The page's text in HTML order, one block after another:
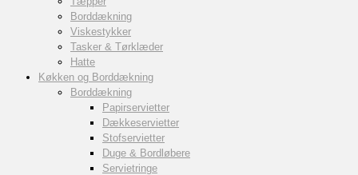
Borddækning
Viskestykker
Tasker & Tørklæder
Hatte
Køkken og Borddækning
Borddækning
Papirservietter
Dækkeservietter
Stofservietter
Duge & Bordløbere
Servietringe